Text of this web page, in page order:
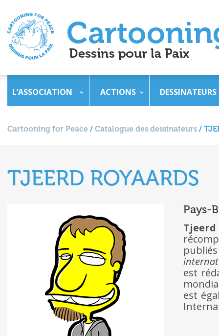
L’ASSOCIATION ACTIONS DESSINATEURS
Cartooning for Peace / Catalogue des dessinateurs /
TJEERD ROYAARDS
Pays-
est
est